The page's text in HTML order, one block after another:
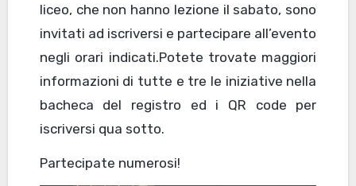
liceo, che non hanno lezione il sabato, sono
invitati ad iscriversi e partecipare all’evento
negli orari indicati.Potete trovate maggiori
informazioni di tutte e tre le iniziative nella
bacheca del registro ed i QR code per
iscriversi qua sotto.
Partecipate numerosi!